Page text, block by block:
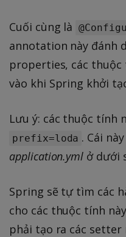
Cuối cùng là
annotation này đánh
properties, các
vào khi Spring khởi
Lưu ý: các thuộc tính
prefix=loda . Cái
application.yml ở dưới
Spring sẽ tự tìm các
cho các thuộc tính
phải tạo ra các setter